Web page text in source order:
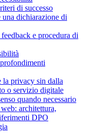
di successo
dichiarazione di
e procedura di
la privacy sin dalla
o servizio digitale
quando necessario
architettura,
DPO